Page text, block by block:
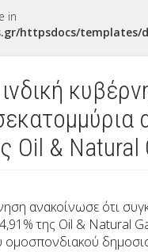
in
httpsdocs/
Oil & Natural
ανακοίνωσε ότι
της Oil & Natural
ομοσπονδιακού